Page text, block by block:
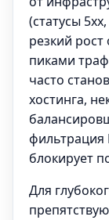
(статусы
резкий
пиками
часто
хостинга,
фильтрация
блокирует
Для